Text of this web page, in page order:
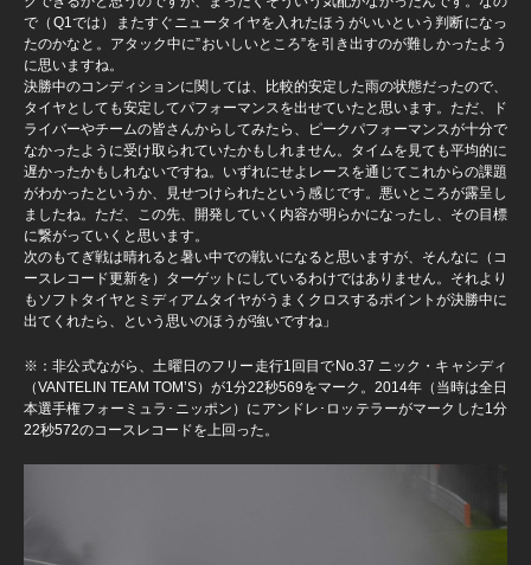
で（Q1では）またすぐニュータイヤを入れたほうがいいという判断になっ
たのかなと。アタック中に”おいしいところ”を引き出すのが難しかったよう
に思いますね。
決勝中のコンディションに関しては、比較的安定した雨の状態だったので、
タイヤとしても安定してパフォーマンスを出せていたと思います。ただ、ド
ライバーやチームの皆さんからしてみたら、ピークパフォーマンスが十分で
なかったように受け取られていたかもしれません。タイムを見ても平均的に
遅かったかもしれないですね。いずれにせよレースを通じてこれからの課題
がわかったというか、見せつけられたという感じです。悪いところが露呈し
ましたね。ただ、この先、開発していく内容が明らかになったし、その目標
に繋がっていくと思います。
次のもてぎ戦は晴れると暑い中での戦いになると思いますが、そんなに（コ
ースレコード更新を）ターゲットにしているわけではありません。それより
もソフトタイヤとミディアムタイヤがうまくクロスするポイントが決勝中に
出てくれたら、という思いのほうが強いですね」
※：非公式ながら、土曜日のフリー走行1回目でNo.37 ニック・キャシディ
（VANTELIN TEAM TOM’S）が1分22秒569をマーク。2014年（当時は全日
本選手権フォーミュラ･ニッポン）にアンドレ･ロッテラーがマークした1分
22秒572のコースレコードを上回った。